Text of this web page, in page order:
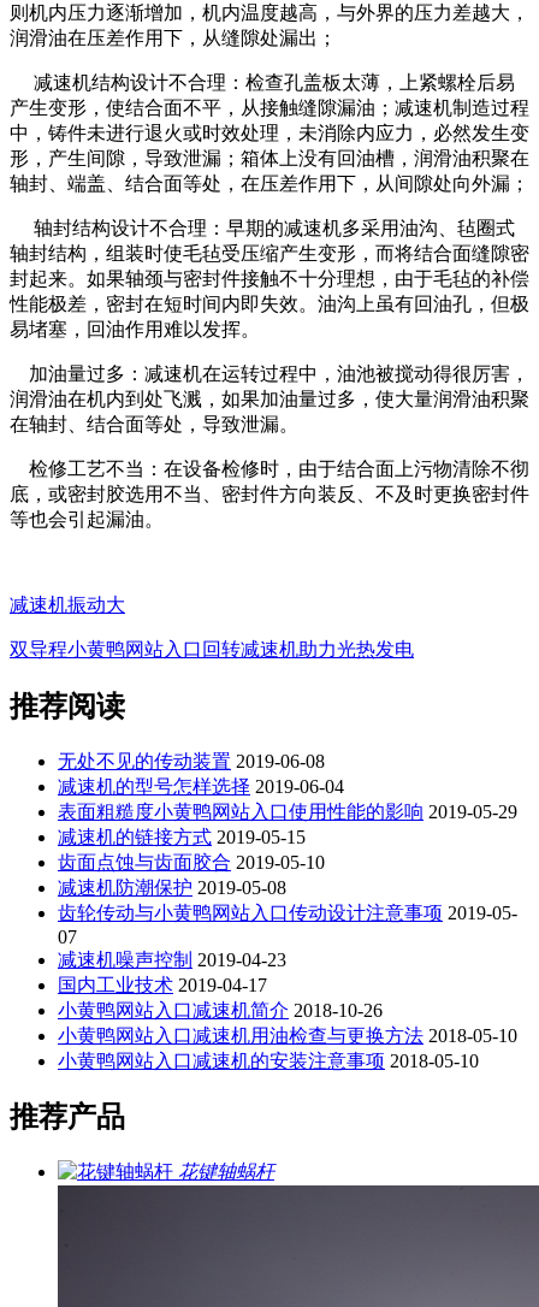
则机内压力逐渐增加，机内温度越高，与外界的压力差越大，
润滑油在压差作用下，从缝隙处漏出；
减速机结构设计不合理：检查孔盖板太薄，上紧螺栓后易
产生变形，使结合面不平，从接触缝隙漏油；减速机制造过程
中，铸件未进行退火或时效处理，未消除内应力，必然发生变
形，产生间隙，导致泄漏；箱体上没有回油槽，润滑油积聚在
轴封、端盖、结合面等处，在压差作用下，从间隙处向外漏；
轴封结构设计不合理：早期的减速机多采用油沟、毡圈式
轴封结构，组装时使毛毡受压缩产生变形，而将结合面缝隙密
封起来。如果轴颈与密封件接触不十分理想，由于毛毡的补偿
性能极差，密封在短时间内即失效。油沟上虽有回油孔，但极
易堵塞，回油作用难以发挥。
加油量过多：减速机在运转过程中，油池被搅动得很厉害，
润滑油在机内到处飞溅，如果加油量过多，使大量润滑油积聚
在轴封、结合面等处，导致泄漏。
检修工艺不当：在设备检修时，由于结合面上污物清除不彻
底，或密封胶选用不当、密封件方向装反、不及时更换密封件
等也会引起漏油。
减速机振动大
双导程小黄鸭网站入口回转减速机助力光热发电
推荐阅读
无处不见的传动装置 2019-06-08
减速机的型号怎样选择 2019-06-04
表面粗糙度小黄鸭网站入口使用性能的影响 2019-05-29
减速机的链接方式 2019-05-15
齿面点蚀与齿面胶合 2019-05-10
减速机防潮保护 2019-05-08
齿轮传动与小黄鸭网站入口传动设计注意事项 2019-05-
07
减速机噪声控制 2019-04-23
国内工业技术 2019-04-17
小黄鸭网站入口减速机简介 2018-10-26
小黄鸭网站入口减速机用油检查与更换方法 2018-05-10
小黄鸭网站入口减速机的安装注意事项 2018-05-10
推荐产品
花键轴蜗杆